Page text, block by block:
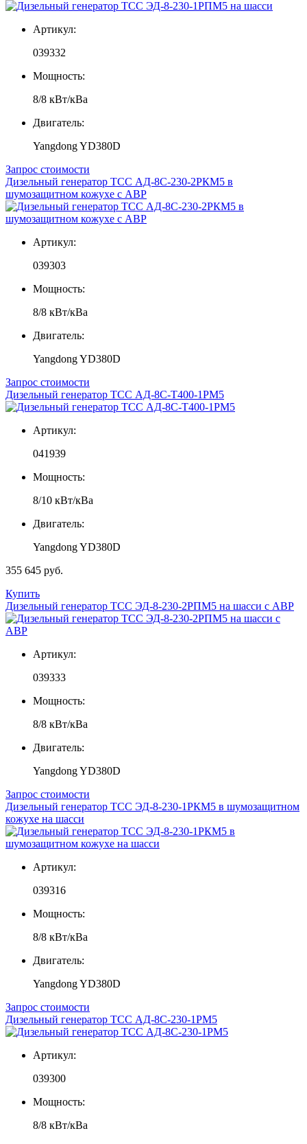
Артикул:
039332
Мощность:
8/8 кВт/кВа
Двигатель:
Yangdong YD380D
Запрос стоимости
Дизельный генератор ТСС АД-8С-230-2РКМ5 в
шумозащитном кожухе с АВР
Артикул:
039303
Мощность:
8/8 кВт/кВа
Двигатель:
Yangdong YD380D
Запрос стоимости
Дизельный генератор ТСС АД-8С-T400-1РМ5
Артикул:
041939
Мощность:
8/10 кВт/кВа
Двигатель:
Yangdong YD380D
355 645 руб.
Купить
Дизельный генератор ТСС ЭД-8-230-2РПМ5 на шасси с АВР
Артикул:
039333
Мощность:
8/8 кВт/кВа
Двигатель:
Yangdong YD380D
Запрос стоимости
Дизельный генератор ТСС ЭД-8-230-1РКМ5 в шумозащитном
кожухе на шасси
Артикул:
039316
Мощность:
8/8 кВт/кВа
Двигатель:
Yangdong YD380D
Запрос стоимости
Дизельный генератор ТСС АД-8С-230-1РМ5
Артикул:
039300
Мощность:
8/8 кВт/кВа